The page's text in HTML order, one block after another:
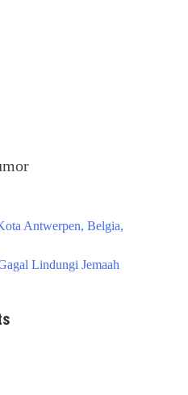
Antwerpen, Belgia,
Lindungi Jemaah